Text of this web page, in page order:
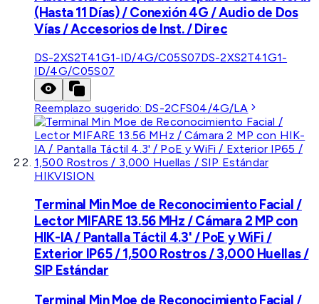
(Hasta 11 Días) / Conexión 4G / Audio de Dos
Vías / Accesorios de Inst. / Direc
DS-2XS2T41G1-ID/4G/C05S07DS-2XS2T41G1-
ID/4G/C05S07
Reemplazo sugerido: DS-2CFS04/4G/LA
HIKVISION
Terminal Min Moe de Reconocimiento Facial /
Lector MIFARE 13.56 MHz / Cámara 2 MP con
HIK-IA / Pantalla Táctil 4.3' / PoE y WiFi /
Exterior IP65 / 1,500 Rostros / 3,000 Huellas /
SIP Estándar
Terminal Min Moe de Reconocimiento Facial /